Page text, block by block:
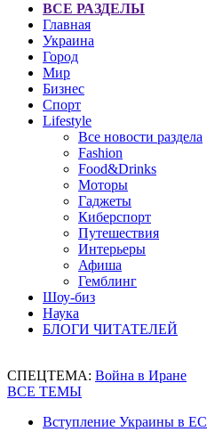
ВСЕ РАЗДЕЛЫ
Главная
Украина
Город
Мир
Бизнес
Спорт
Lifestyle
Все новости раздела
Fashion
Food&Drinks
Моторы
Гаджеты
Киберспорт
Путешествия
Интерьеры
Афиша
Гемблинг
Шоу-биз
Наука
БЛОГИ ЧИТАТЕЛЕЙ
СПЕЦТЕМА: Война в Иране
ВСЕ ТЕМЫ
Вступление Украины в ЕС